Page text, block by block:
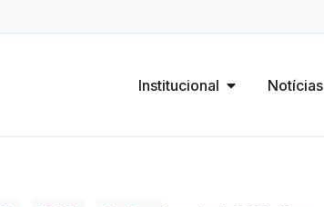
Institucional Notícias